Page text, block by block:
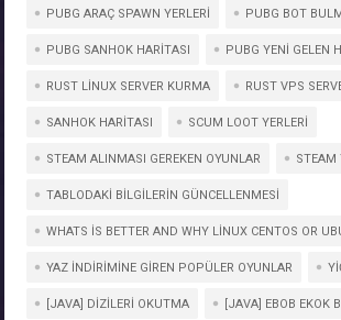
PUBG ARAÇ SPAWN YERLERI PUBG BOT
PUBG SANHOK HARITASI PUBG YENI GELEN
RUST LINUX SERVER KURMA RUST VPS
SANHOK HARITASI SCUM LOOT YERLERI
STEAM ALINMASI GEREKEN OYUNLAR STEAM
TABLODAKI BILGILERIN GÜNCELLENMESI
WHATS IS BETTER AND WHY LINUX CENTOS OR
YAZ İNDIRIMINE GIREN POPÜLER OYUNLAR
[JAVA] DIZILERI OKUTMA [JAVA] EBOB EKOK